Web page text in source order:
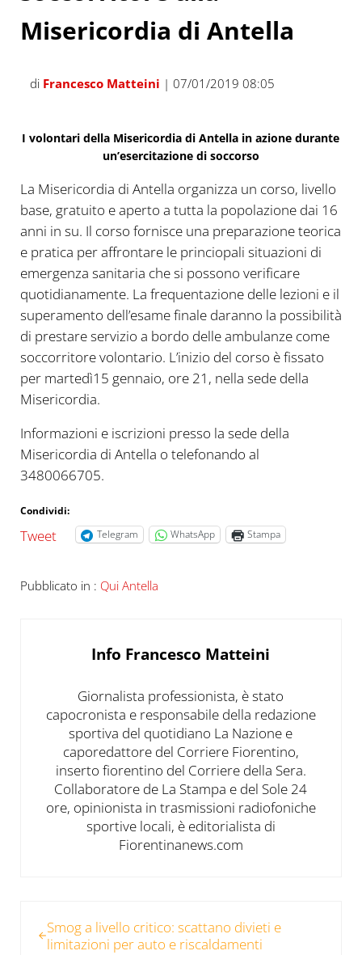
Misericordia di Antella
di Francesco Matteini | 07/01/2019 08:05
I volontari della Misericordia di Antella in azione durante
un’esercitazione di soccorso
La Misericordia di Antella organizza un corso, livello
base, gratuito e aperto a tutta la popolazione dai 16
anni in su. Il corso fornisce una preparazione teorica
e pratica per affrontare le princiopali situazioni di
emergenza sanitaria che si possono verificare
quotidianamente. La frequentazione delle lezioni e il
superamento dell’esame finale daranno la possibilità
di prestare servizio a bordo delle ambulanze come
soccorritore volontario. L’inizio del corso è fissato
per martedì15 gennaio, ore 21, nella sede della
Misericordia.
Informazioni e iscrizioni presso la sede della
Misericordia di Antella o telefonando al
3480066705.
Condividi:
Tweet Telegram WhatsApp Stampa
Pubblicato in : Qui Antella
Info Francesco Matteini
Giornalista professionista, è stato
capocronista e responsabile della redazione
sportiva del quotidiano La Nazione e
caporedattore del Corriere Fiorentino,
inserto fiorentino del Corriere della Sera.
Collaboratore de La Stampa e del Sole 24
ore, opinionista in trasmissioni radiofoniche
sportive locali, è editorialista di
Fiorentinanews.com
Smog a livello critico: scattano divieti e
limitazioni per auto e riscaldamenti